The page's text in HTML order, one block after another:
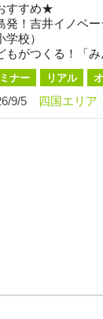
すすめ★
発！吉井イノベ
学校）
もがつくる！「
ナー リアル
9/5 四国エリア